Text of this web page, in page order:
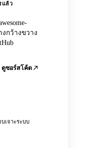
แล้ว
กว้างขวาง
ดูซอร์สโค้ด
เจาะระบบ